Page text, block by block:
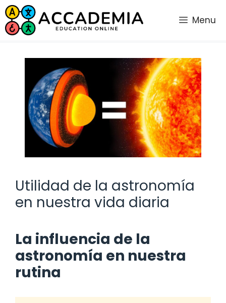
Saltar
al
contenido
Menu
Utilidad de la astronomía
en nuestra vida diaria
La influencia de la
astronomía en nuestra
rutina